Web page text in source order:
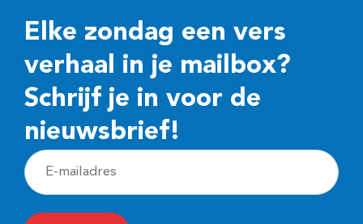
Elke zondag een vers
verhaal in je mailbox?
Schrijf je in voor de
nieuwsbrief!
E
-
m